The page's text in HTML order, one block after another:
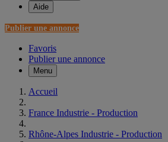
Aide
Publier une annonce
Favoris
Publier une annonce
Menu
Accueil
France Industrie - Production
Rhône-Alpes Industrie - Production